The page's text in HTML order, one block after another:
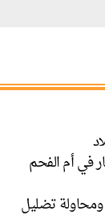
في أم الفحم
تضليل